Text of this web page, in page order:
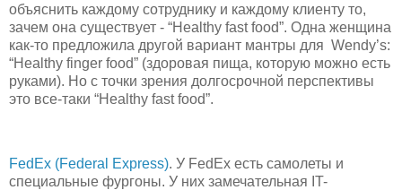
объяснить каждому сотруднику и каждому клиенту то,
зачем она существует - “Healthy fast food”. Одна женщина
как-то предложила другой вариант мантры для Wendy’s:
“Healthy finger food” (здоровая пища, которую можно есть
руками). Но с точки зрения долгосрочной перспективы
это все-таки “Healthy fast food”.
FedEx (Federal Express). У FedEx есть самолеты и
специальные фургоны. У них замечательная IT-